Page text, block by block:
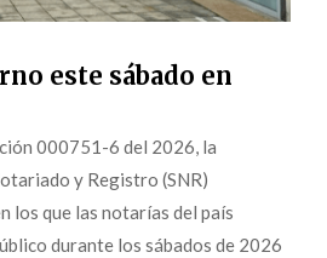
este sábado en
000751-6 del 2026, la
y Registro (SNR)
los que las notarías del país
durante los sábados de 2026